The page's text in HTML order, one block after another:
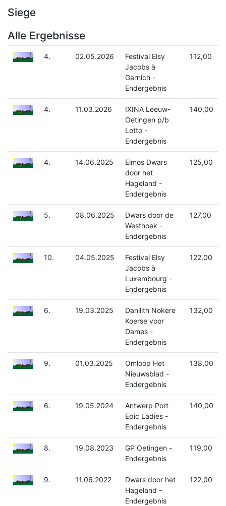
Siege
Alle Ergebnisse
4. 02.05.2026
Festival Elsy
Jacobs à
Garnich -
Endergebnis
112,00
4. 11.03.2026
IXINA Leeuw-
Oetingen p/b
Lotto -
Endergebnis
140,00
4. 14.06.2025
Elmos Dwars
door het
Hageland -
Endergebnis
125,00
5. 08.06.2025
Dwars door de
Westhoek -
Endergebnis
127,00
10. 04.05.2025
Festival Elsy
Jacobs à
Luxembourg -
Endergebnis
122,00
6. 19.03.2025
Danilith Nokere
Koerse voor
Dames -
Endergebnis
132,00
9. 01.03.2025
Omloop Het
Nieuwsblad -
Endergebnis
138,00
6. 19.05.2024
Antwerp Port
Epic Ladies -
Endergebnis
140,00
8. 19.08.2023
GP Oetingen -
Endergebnis
119,00
9. 11.06.2022
Dwars door het
Hageland -
Endergebnis
122,00